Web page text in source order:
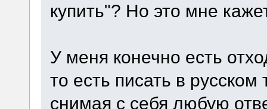
купить"? Но это мне
У меня конечно есть
то есть писать в
снимая с себя любую